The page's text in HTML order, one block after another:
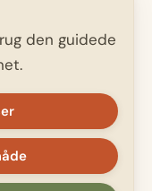
den guidede